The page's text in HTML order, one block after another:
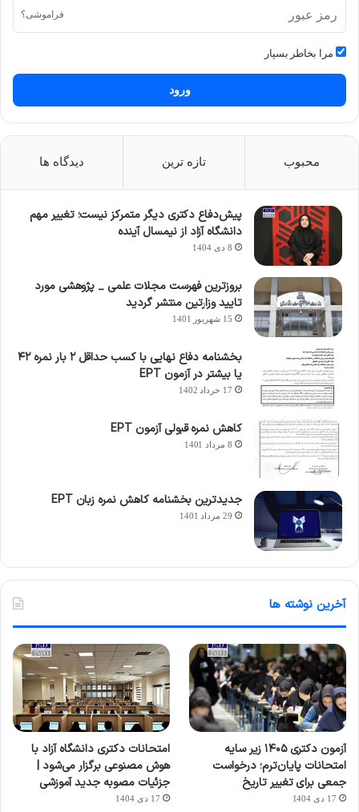
فراموشی؟
مرا بخاطر بسپار
ورود
محبوب تازه ترین دیدگاه ها
پیش‌دفاع دکتری دیگر متمرکز نیست؛ تغییر مهم
دانشگاه آزاد از نیمسال آینده
8 دی 1404
بروزترین فهرست مجلات علمی _ پژوهشی مورد
تایید وزارتین منتشر گردید
15 شهریور 1401
بخشنامه دفاع نهایی با کسب حداقل ۲ بار نمره ۴۲
یا بیشتر در آزمون EPT
17 خرداد 1402
کاهش نمره قبولی آزمون EPT
8 مرداد 1401
جدیدترین بخشنامه کاهش نمره زبان EPT
29 مرداد 1401
آخرین نوشته ها
آزمون دکتری ۱۴۰۵ زیر سایه
امتحانات پایان‌ترم؛ درخواست
جمعی برای تغییر تاریخ
17 دی 1404
امتحانات دکتری دانشگاه آزاد با
هوش مصنوعی برگزار می‌شود |
جزئیات مصوبه جدید آموزشی
17 دی 1404